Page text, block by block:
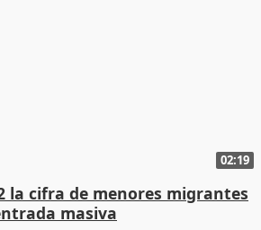
02:19
la cifra de menores migrantes
masiva